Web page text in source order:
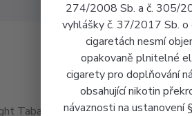
274/2008 Sb. a č. 305/
vyhlášky č. 37/2017 Sb. o
cigaretách nesmí
opakovaně plnitelné
cigarety pro doplňování
obsahující nikotin
návaznosti na